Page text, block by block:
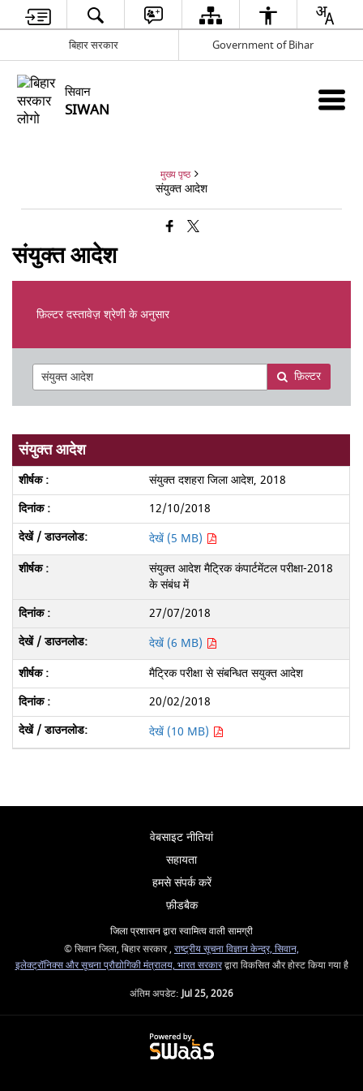
बिहार सरकार Government of Bihar
सिवान
SIWAN
मुख्य पृष्ठ
संयुक्त आदेश
संयुक्त आदेश
फ़िल्टर दस्तावेज़ श्रेणी के अनुसार
फ़िल्टर
संयुक्त आदेश
संयुक्त दशहरा जिला आदेश, 2018
12/10/2018
देखें (5 MB)
संयुक्त आदेश मैट्रिक कंपार्टमेंटल परीक्षा-2018
के संबंध में
27/07/2018
देखें (6 MB)
मैट्रिक परीक्षा से संबन्धित सयुक्त आदेश
20/02/2018
देखें (10 MB)
वेबसाइट नीतियां
सहायता
हमसे संपर्क करें
फ़ीडबैक
जिला प्रशासन द्वारा स्वामित्व वाली सामग्री
© सिवान जिला, बिहार सरकार , राष्ट्रीय सूचना विज्ञान केन्द्र, सिवान,
इलेक्ट्रॉनिक्स और सूचना प्रौद्योगिकी मंत्रालय, भारत सरकारद्वारा विकसित और होस्ट किया गया है
अंतिम अपडेट:Jul 25, 2026